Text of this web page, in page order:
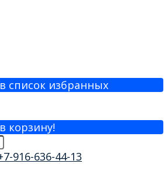
список избранных
корзину!
916-636-44-13